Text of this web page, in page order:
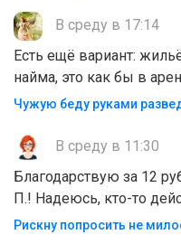
В среду в 17:14
Есть ещё вариант:
найма, это как бы в
Чужую беду руками
В среду в 11:30
Благодарствую за 12
П.! Надеюсь, кто-то
Рискну попросить не